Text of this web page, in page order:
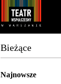
Bieżące
Najnowsze